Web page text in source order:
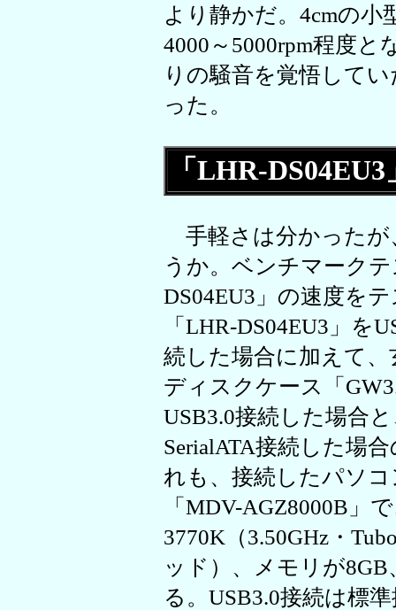
より静かだ。4cmの
4000～5000rpm程度
りの騒音を覚悟して
った。
「LHR-
手軽さは分かったが
うか。ベンチマーク
DS04EU3」の速度を
「LHR-DS04EU3」を
続した場合に加えて、
ディスクケース「
USB3.0接続した場合
SerialATA接続した場
れも、接続したパソ
「MDV-AGZ8000B」
3770K（3.50GHz・
ッド）、メモリが8GB
る。USB3.0接続は標